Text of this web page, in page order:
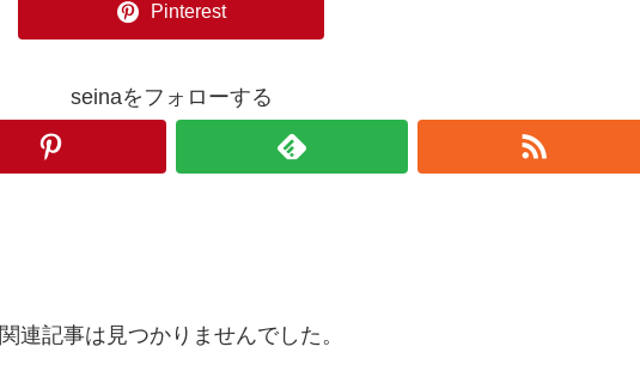
Pinterest
seinaをフォローする
関連記事は見つかりませんでした。